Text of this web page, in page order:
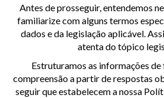
Antes de prosseguir, entendemos
familiarize com alguns termos
dados e da legislação aplicável.
atenta do tópico
Estruturamos as informações
compreensão a partir de respostas
seguir que estabelecem a nossa